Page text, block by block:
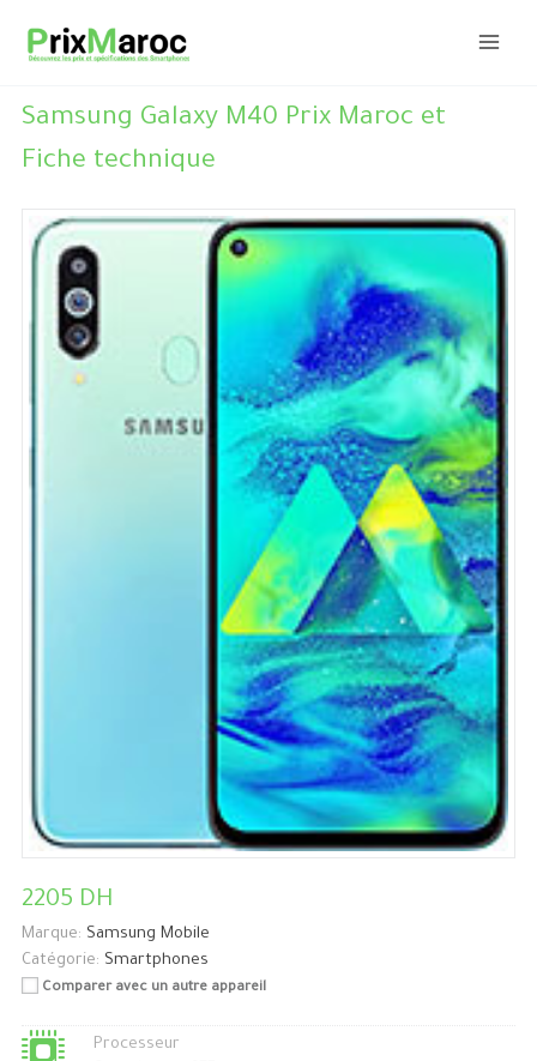
Samsung Galaxy M40 Prix Maroc et
Fiche technique
2205 DH
Marque: Samsung Mobile
Catégorie: Smartphones
Comparer avec un autre appareil
Processeur